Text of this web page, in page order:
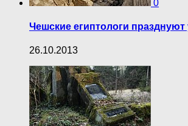
0
Чешские египтологи празднуют
26.10.2013